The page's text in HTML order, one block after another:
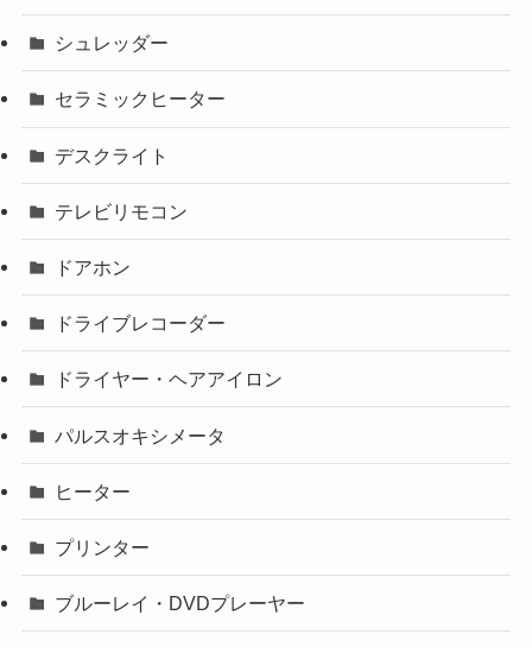
シュレッダー
セラミックヒーター
デスクライト
テレビリモコン
ドアホン
ドライブレコーダー
ドライヤー・ヘアアイロン
パルスオキシメータ
ヒーター
プリンター
ブルーレイ・DVDプレーヤー